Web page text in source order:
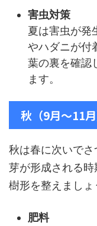
害虫対策
夏は害虫が発
やハダニが付
葉の裏を確認
ます。
秋（9月〜11月
秋は春に次いで
芽が形成される
樹形を整えましょ
肥料